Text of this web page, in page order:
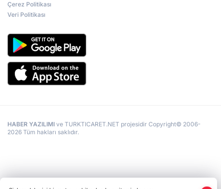
Çerez Politikası
Veri Politikası
HABER YAZILIMI ve TURKTICARET.NET projesidir Copyright© 2006-
2026 Tüm hakları saklıdır.